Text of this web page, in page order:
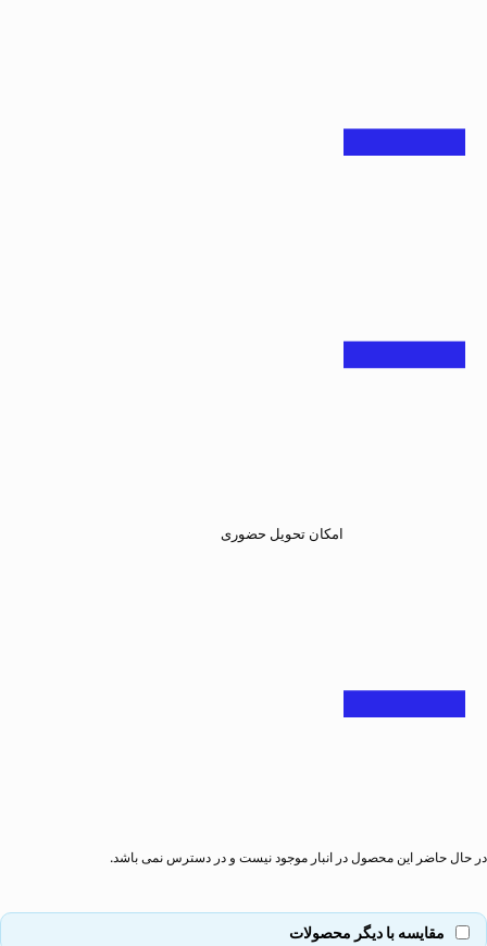
امکان تحویل حضوری
در حال حاضر این محصول در انبار موجود نیست و در دسترس نمی باشد.
مقایسه با دیگر محصولات